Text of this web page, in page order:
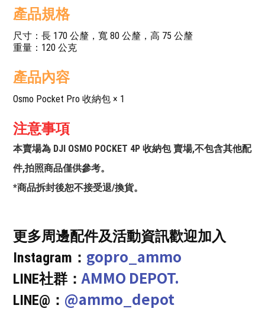
產品規格
尺寸：長 170 公釐，寬 80 公釐，高 75 公釐
重量：120 公克
產品內容
Osmo Pocket Pro 收納包 × 1
注意事項
本賣場為 DJI OSMO POCKET 4P 收納包 賣場,不包含其他配
件,拍照商品僅供參考。
*商品拆封後恕不接受退/換貨。
更多周邊配件及活動資訊歡迎加入
Instagram： gopro_ammo
LINE社群：AMMO DEPOT.
LINE@： @ammo_depot